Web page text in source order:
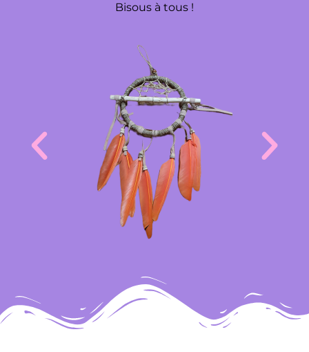
Bisous à tous !